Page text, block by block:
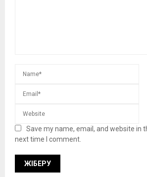
Save my name, email, and website in
next time I comment.